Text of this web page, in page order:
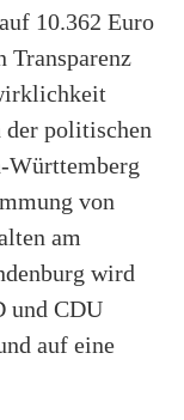
10.362 Euro
Transparenz
politischen
Württemberg
von
am
wird
und CDU
auf eine